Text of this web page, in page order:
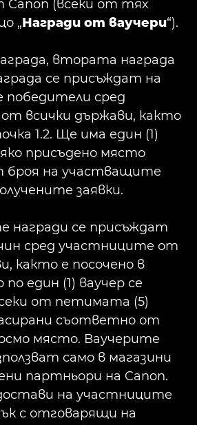
Canon (всеки от тях
„Награди от ваучери“).
втората награда
се присъждат на
сред
всички държави, както
1.2. Ще има един (1)
присъдено място
броя на участващите
заявки.
награди се присъждат
сред участниците от
както е посочено в
един (1) ваучер се
от петимата (5)
съответно от
място. Ваучерите
само в магазини
партньори на Canon.
на участниците
с отговарящи на